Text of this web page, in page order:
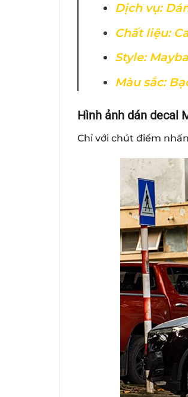
Dịch vụ:
Chất liệu:
Style:
Màu sắc:
Hình ảnh dán decal
Chỉ với chút điểm